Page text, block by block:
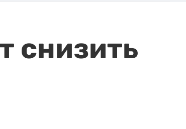
снизить